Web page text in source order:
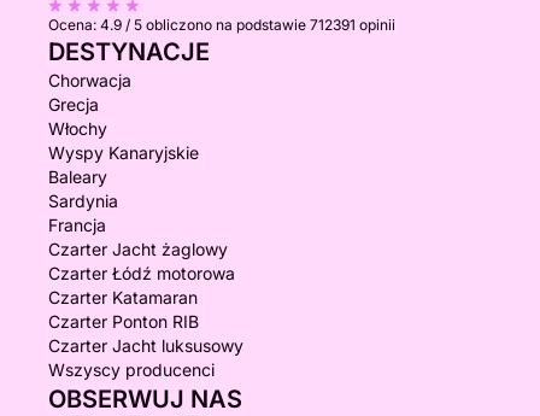
Ocena: 4.9 / 5 obliczono na podstawie 712391 opinii
DESTYNACJE
Chorwacja
Grecja
Włochy
Wyspy Kanaryjskie
Baleary
Sardynia
Francja
Czarter Jacht żaglowy
Czarter Łódź motorowa
Czarter Katamaran
Czarter Ponton RIB
Czarter Jacht luksusowy
Wszyscy producenci
OBSERWUJ NAS